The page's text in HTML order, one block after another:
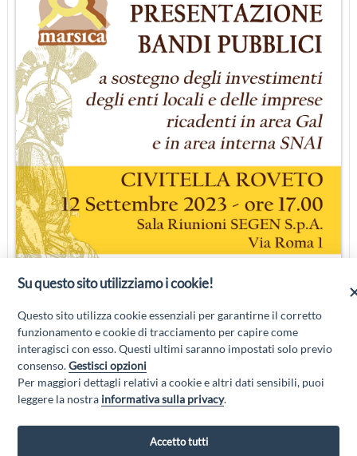
Su questo sito utilizziamo i cookie!
Questo sito utilizza cookie essenziali per garantirne il corretto
funzionamento e cookie di tracciamento per capire come
interagisci con esso. Questi ultimi saranno impostati solo previo
consenso.Gestisci opzioni
Per maggiori dettagli relativi a cookie e altri dati sensibili, puoi
leggere la nostra informativa sulla privacy.
Accetto tutti